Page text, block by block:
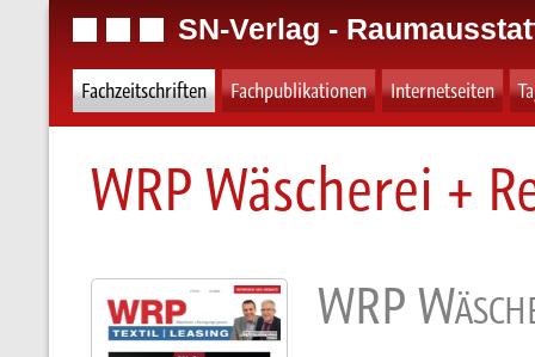
SN-Verlag -
Fachzeitschriften Fachpublikationen Internetseiten
WRP Wäscherei +
WRP